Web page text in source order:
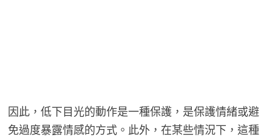
因此，低下目光的動作是一種保護，是保護情緒或避
免過度暴露情感的方式。此外，在某些情況下，這種